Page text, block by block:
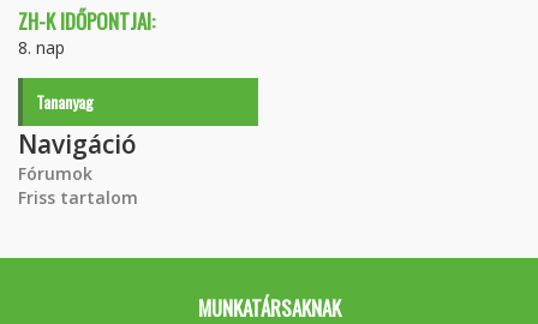
ZH-K IDŐPONTJAI:
8. nap
Tananyag
Navigáció
Fórumok
Friss tartalom
MUNKATÁRSAKNAK